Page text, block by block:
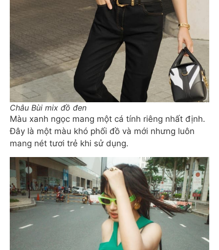
Châu Bùi mix đồ đen
Màu xanh ngọc mang một cá tính riêng nhất định.
Đây là một màu khó phối đồ và mới nhưng luôn
mang nét tươi trẻ khi sử dụng.